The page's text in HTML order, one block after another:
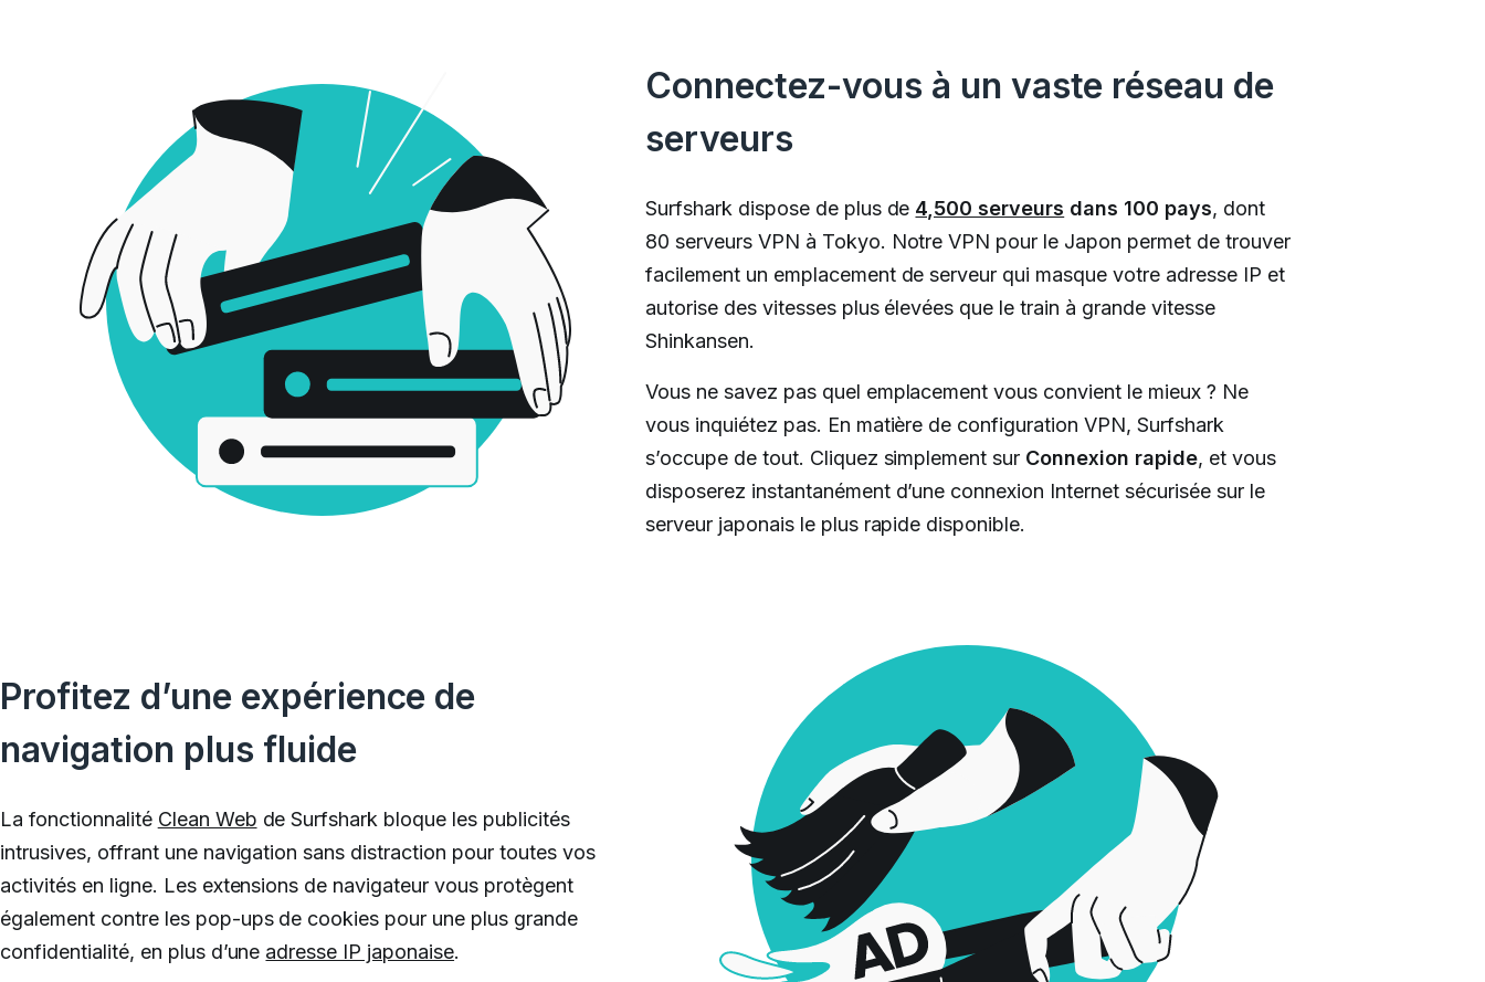
Connectez-vous à un vaste réseau de
serveurs
Surfshark dispose de plus de 4,500 serveurs dans 100 pays, dont
80 serveurs VPN à Tokyo. Notre VPN pour le Japon permet de trouver
facilement un emplacement de serveur qui masque votre adresse IP et
autorise des vitesses plus élevées que le train à grande vitesse
Shinkansen.
Vous ne savez pas quel emplacement vous convient le mieux ? Ne
vous inquiétez pas. En matière de configuration VPN, Surfshark
s’occupe de tout. Cliquez simplement sur Connexion rapide, et vous
disposerez instantanément d’une connexion Internet sécurisée sur le
serveur japonais le plus rapide disponible.
Profitez d’une expérience de
navigation plus fluide
La fonctionnalité Clean Web de Surfshark bloque les publicités
intrusives, offrant une navigation sans distraction pour toutes vos
activités en ligne. Les extensions de navigateur vous protègent
également contre les pop-ups de cookies pour une plus grande
confidentialité, en plus d’une adresse IP japonaise.